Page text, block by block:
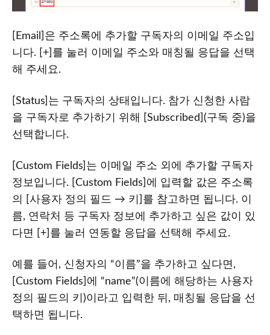
[Email]은 주소록에 추가할 구독자의 이메일 주소입
니다. [+]를 눌러 이메일 주소와 매칭될 응답을 선택
해 주세요.
[Status]는 구독자의 상태입니다. 참가 신청한 사람
을 구독자로 추가하기 위해 [Subscribed](구독 중)을
선택합니다.
[Custom Fields]는 이메일 주소 외에 추가할 구독자
정보입니다. [Custom Fields]에 입력할 값은 주소록
의 [사용자 정의 필드 → 키]를 참고하면 됩니다. 이
름, 연락처 등 구독자 정보에 추가하고 싶은 값이 있
다면 [+]를 눌러 연동할 응답을 선택해 주세요.
예를 들어, 신청자의 “이름”을 추가하고 싶다면,
[Custom Fields]에 “name”(이름에 해당하는 사용자
정의 필드의 키)이라고 입력한 뒤, 매칭될 응답을 선
택하면 됩니다.